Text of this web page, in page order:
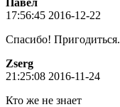
Пaвeл
17:56:45 2016-12-22
Спасибо! Пригодиться.
Zserg
21:25:08 2016-11-24
Кто же не знает